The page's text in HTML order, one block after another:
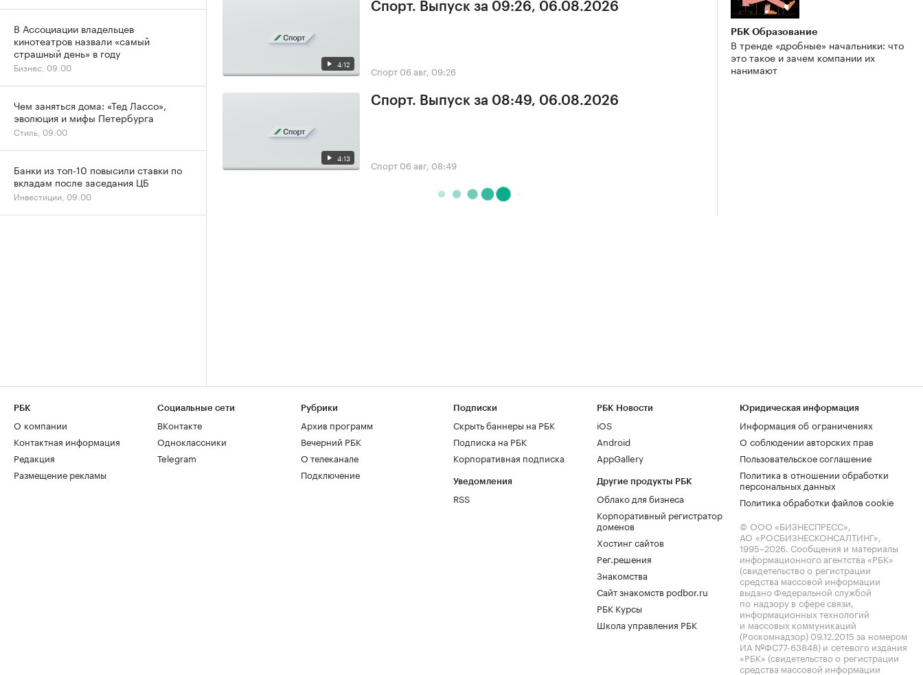
4:12
Спорт. Выпуск за 09:26, 06.08.2026
Спорт 06 авг, 09:26
4:13
Спорт. Выпуск за 08:49, 06.08.2026
Спорт 06 авг, 08:49
РБК Образование
В тренде «дробные» начальники: что
это такое и зачем компании их
нанимают
В Ассоциации владельцев
кинотеатров назвали «самый
страшный день» в году
Бизнес, 09:00
Чем заняться дома: «Тед Лассо»,
эволюция и мифы Петербурга
Стиль, 09:00
Банки из топ-10 повысили ставки по
вкладам после заседания ЦБ
Инвестиции, 09:00
РБК
О компании
Контактная информация
Редакция
Размещение рекламы
Социальные сети
ВКонтакте
Одноклассники
Telegram
Рубрики
Архив программ
Вечерний РБК
О телеканале
Подключение
Подписки
Скрыть баннеры на РБК
Подписка на РБК
Корпоративная подписка
Уведомления
RSS
РБК Новости
iOS
Android
AppGallery
Другие продукты РБК
Облако для бизнеса
Корпоративный регистратор
доменов
Хостинг сайтов
Рег.решения
Знакомства
Сайт знакомств podbor.ru
РБК Курсы
Школа управления РБК
Юридическая информация
Информация об ограничениях
О соблюдении авторских прав
Пользовательское соглашение
Политика в отношении обработки
персональных данных
Политика обработки файлов cookie
© ООО «БИЗНЕСПРЕСС»,
АО «РОСБИЗНЕСКОНСАЛТИНГ»,
1995–2026. Сообщения и материалы
информационного агентства «РБК»
(свидетельство о регистрации
средства массовой информации
выдано Федеральной службой
по надзору в сфере связи,
информационных технологий
и массовых коммуникаций
(Роскомнадзор) 09.12.2015 за номером
ИА №ФС77-63848) и сетевого издания
«РБК» (свидетельство о регистрации
средства массовой информации